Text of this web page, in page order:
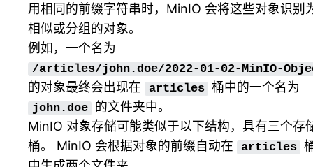
用相同的前缀字符串时，MinIO 会将这些对象识别
相似或分组的对象。
例如，一个名为
/articles/john.doe/2022-01-02-MinIO-
的对象最终会出现在 articles 桶中的一个名为
john.doe
的文件夹中。
MinIO 对象存储可能类似于以下结构，具有三个存
桶。 MinIO 会根据对象的前缀自动在
articles